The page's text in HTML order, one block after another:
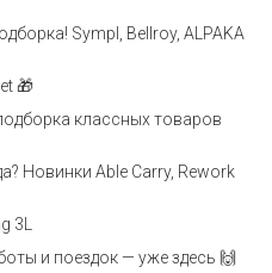
Sympl, Bellroy, ALPAKA
🎁
классных товаров
Новинки Able Carry, Rework
3L
и поездок — уже здесь 🙌